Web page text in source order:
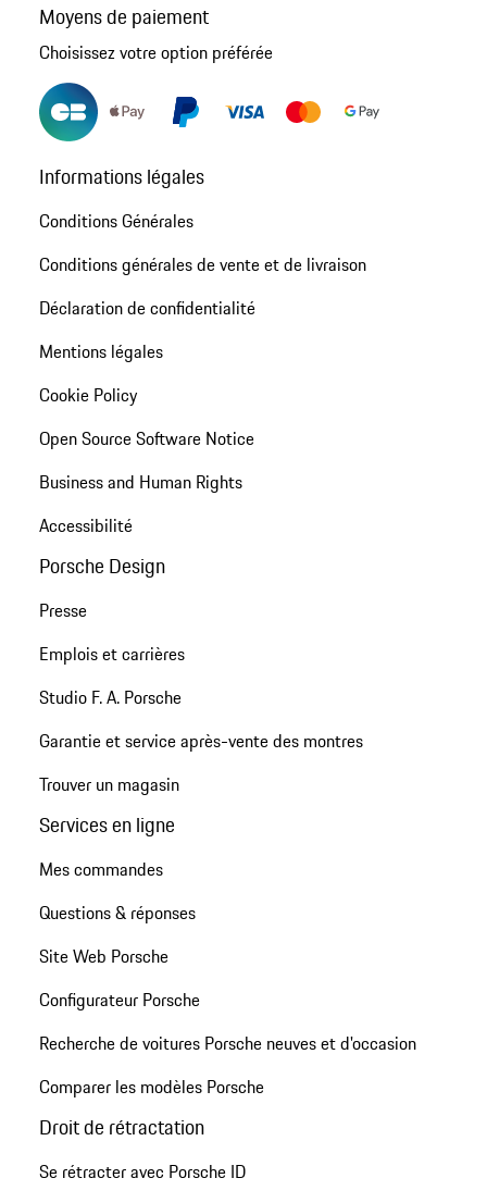
Moyens de paiement
Choisissez votre option préférée
Informations légales
Conditions Générales
Conditions générales de vente et de livraison
Déclaration de confidentialité
Mentions légales
Cookie Policy
Open Source Software Notice
Business and Human Rights
Accessibilité
Porsche Design
Presse
Emplois et carrières
Studio F. A. Porsche
Garantie et service après-vente des montres
Trouver un magasin
Services en ligne
Mes commandes
Questions & réponses
Site Web Porsche
Configurateur Porsche
Recherche de voitures Porsche neuves et d'occasion
Comparer les modèles Porsche
Droit de rétractation
Se rétracter avec Porsche ID